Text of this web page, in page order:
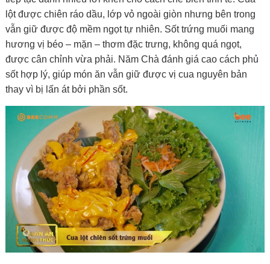
lột được chiên ráo dầu, lớp vỏ ngoài giòn nhưng bên trong
vẫn giữ được độ mềm ngọt tự nhiên. Sốt trứng muối mang
hương vị béo – mặn – thơm đặc trưng, không quá ngọt,
được cân chỉnh vừa phải. Năm Chà đánh giá cao cách phủ
sốt hợp lý, giúp món ăn vẫn giữ được vị cua nguyên bản
thay vì bị lấn át bởi phần sốt.